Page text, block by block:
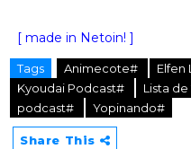
[ made in Netoin! ]
Tags Animecote# Elfen
Kyoudai Podcast#
Lista
podcast#
Yopinando#
Share This